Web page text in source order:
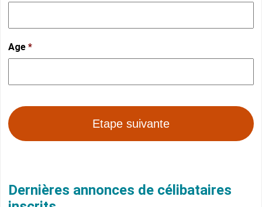
Age *
Dernières annonces de célibataires